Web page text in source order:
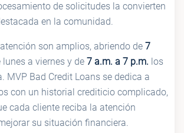
de solicitudes la convierten
en la comunidad.
son amplios, abriendo de 7
lunes a viernes y de 7 a.m. a 7 p.m. los
MVP Bad Credit Loans se dedica a
con un historial crediticio complicado,
cada cliente reciba la atención
su situación financiera.